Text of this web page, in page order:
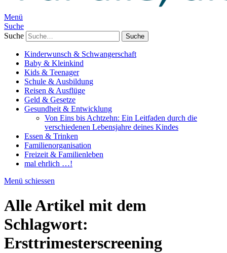
Menü
Suche
Suche
Kinderwunsch & Schwangerschaft
Baby & Kleinkind
Kids & Teenager
Schule & Ausbildung
Reisen & Ausflüge
Geld & Gesetze
Gesundheit & Entwicklung
Von Eins bis Achtzehn: Ein Leitfaden durch die
verschiedenen Lebensjahre deines Kindes
Essen & Trinken
Familienorganisation
Freizeit & Familienleben
mal ehrlich …!
Menü schiessen
Alle Artikel mit dem
Schlagwort:
Ersttrimesterscreening